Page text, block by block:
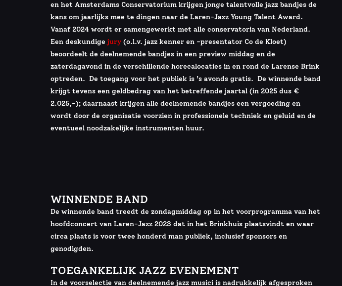
en het Amsterdams Conservatorium krijgen jonge talentvolle jazz bandjes de
kans om jaarlijks mee te dingen naar de Laren-Jazz Young Talent Award.
Vanaf 2024 wordt er samengewerkt met alle conservatoria van Nederland.
Een deskundige jury(o.l.v. jazz kenner en -presentator Co de Kloet)
beoordeelt de deelnemende bandjes in een preview middag en de
zaterdagavond in de verschillende horecalocaties in en rond de Larense Brink
optreden. De toegang voor het publiek is ’s avonds gratis. De winnende band
krijgt tevens een geldbedrag van het betreffende jaartal (in 2025 dus €
2.025,-); daarnaast krijgen alle deelnemende bandjes een vergoeding en
wordt door de organisatie voorzien in professionele techniek en geluid en de
eventueel noodzakelijke instrumenten huur.
WINNENDE BAND
De winnende band treedt de zondagmiddag op in het voorprogramma van het
hoofdconcert van Laren-Jazz 2023 dat in het Brinkhuis plaatsvindt en waar
circa plaats is voor twee honderd man publiek, inclusief sponsors en
genodigden.
TOEGANKELIJK JAZZ EVENEMENT
In de voorselectie van deelnemende jazz musici is nadrukkelijk afgesproken